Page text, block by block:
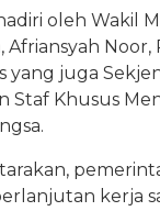
oleh Wakil
Afriansyah Noor,
yang juga
Staf Khusus
kerja